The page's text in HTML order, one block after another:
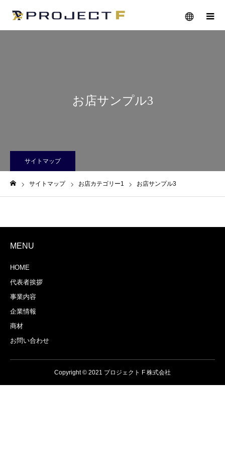
メニュー
お店サンプル3
サイトマップ
サイトマップ お店カテゴリー1 お店サンプル3
MENU
HOME
代表者挨拶
事業内容
企業情報
商材
お問い合わせ
Copyright © 2021 プロジェクト F 株式会社